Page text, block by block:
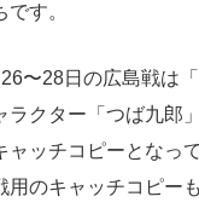
です。
〜28日の広島戦は
ラクター「つば九郎
ャッチコピーとなっ
用のキャッチコピー